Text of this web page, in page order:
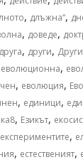
, длъжна“,
, доведе,
друга, други,
еволюционна,
, еволюция,
, единици,
, Езикът,
експериментите,
, естественият,